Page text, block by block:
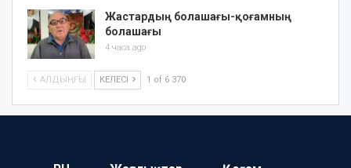
Жастардың болашағы-қоғамның
болашағы
4 часа ago
АЛДЫҢҒЫ КЕЛЕСІ 1 of 6 370